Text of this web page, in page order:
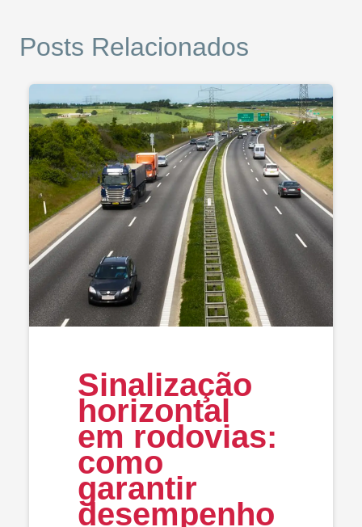
Posts Relacionados
Sinalização
horizontal
em rodovias:
como
garantir
desempenho